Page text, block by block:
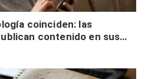
coinciden: las
contenido en sus
buscar validación